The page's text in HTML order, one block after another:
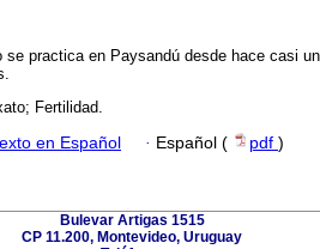
practica en Paysandú desde hace casi
Fertilidad.
en Español · Español ( pdf )
Bulevar Artigas 1515
CP 11.200, Montevideo, Uruguay